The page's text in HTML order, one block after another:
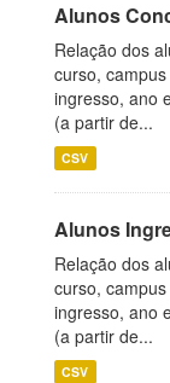
Alunos
Relação dos
curso,
ingresso, ano
(a partir de...
CSV
Alunos
Relação dos
curso,
ingresso, ano
(a partir de...
CSV